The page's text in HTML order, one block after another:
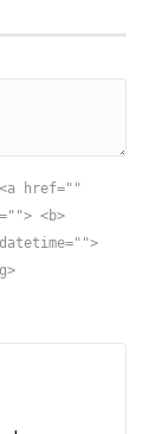
<a href=""
<b>